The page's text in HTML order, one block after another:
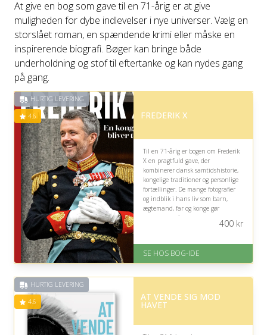
At give en bog som gave til en 71-årig er at give
muligheden for dybe indlevelser i nye universer. Vælg en
storslået roman, en spændende krimi eller måske en
inspirerende biografi. Bøger kan bringe både
underholdning og stof til eftertanke og kan nydes gang
på gang.
HURTIG LEVERING
4.6 FREDERIK X
Til en 71-årig er bogen om Frederik
X en pragtfuld gave, der
kombinerer dansk samtidshistorie,
kongelige traditioner og personlige
fortællinger. De mange fotografier
og indblik i hans liv som barn,
ægtemand, far og konge gør
læsningen både nærværende og
På lager
Levering: 1-3 hverdage -
Gratis fragt
på 4.6 ud af 5
400kr
SE HOS BOG-IDE
HURTIG LEVERING
4.6 AT VENDE SIG MOD
HAVET